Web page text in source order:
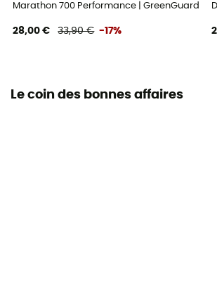
Marathon 700 Performance | GreenGuard |
28,00 € 33,90 € -17%
Le coin des bonnes affaires